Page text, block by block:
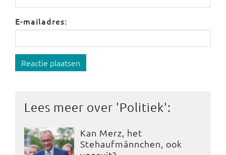
E-mailadres:
Reactie plaatsen
Lees meer over 'Politiek':
Kan Merz, het
Stehaufmännchen, ook